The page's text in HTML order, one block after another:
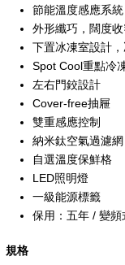
節能溫度感應系統
外形纖巧，闊度
下置冰凍室設計
Spot Cool重點冷
左右門鉸設計
Cover-free抽屜
雙重感應控制
納米鈦空氣過濾網
自選溫度保鮮格
LED照明燈
一級能源標籤
保用：五年 / 變頻
規格